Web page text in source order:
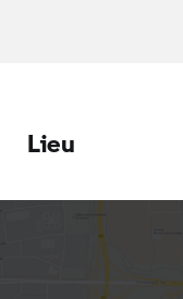
Lieu